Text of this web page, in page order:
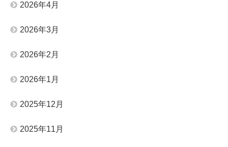
2026年4月
2026年3月
2026年2月
2026年1月
2025年12月
2025年11月